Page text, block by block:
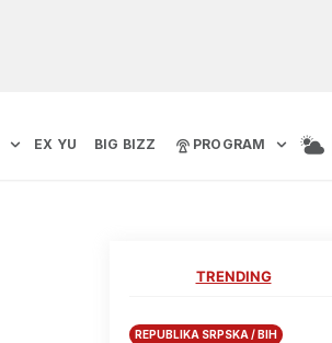
EX YU BIG BIZZ PROGRAM
TRENDING
REPUBLIKA SRPSKA / BIH